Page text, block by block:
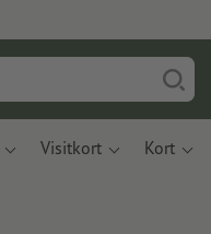
Visitkort Kort